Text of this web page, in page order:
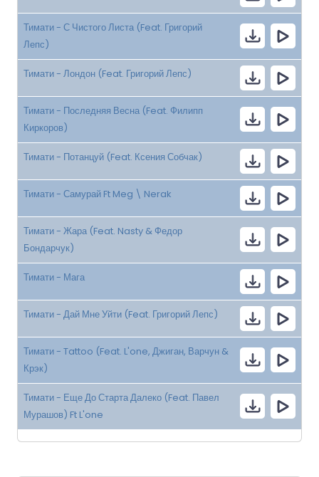
Тимати - С Чистого Листа (Feat. Григорий
Лепс)
Тимати - Лондон (Feat. Григорий Лепс)
Тимати - Последняя Весна (Feat. Филипп
Киркоров)
Тимати - Потанцуй (Feat. Ксения Собчак)
Тимати - Самурай Ft Meg \ Nerak
Тимати - Жара (Feat. Nasty & Федор
Бондарчук)
Тимати - Мага
Тимати - Дай Мне Уйти (Feat. Григорий Лепс)
Тимати - Tattoo (Feat. L'one, Джиган, Варчун &
Крэк)
Тимати - Еще До Старта Далеко (Feat. Павел
Мурашов) Ft L'one